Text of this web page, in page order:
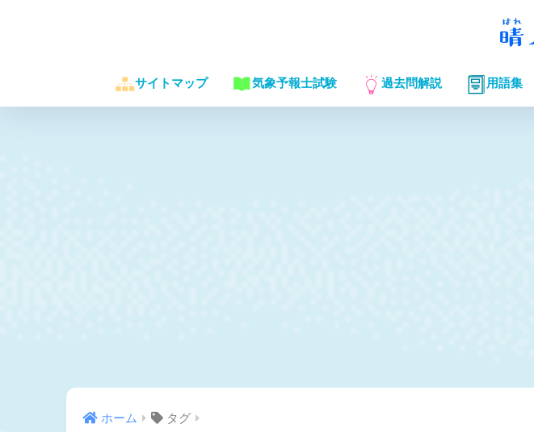
サイトマップ 気象予報士試験 過去問解説 用語集
ホーム タグ